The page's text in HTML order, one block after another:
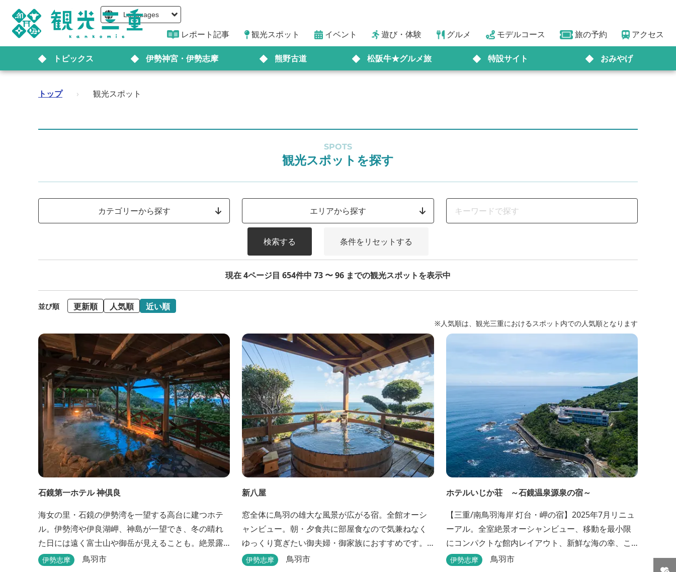
Languages
レポート記事 観光スポット イベント 遊び・体験 グルメ モデルコース 旅の予約 アクセス
トピックス 伊勢神宮・伊勢志摩 熊野古道 松阪牛★グルメ旅 特設サイト おみやげ
トップ › 観光スポット
SPOTS
観光スポットを探す
カテゴリーから探す エリアから探す
検索する 条件をリセットする
現在 4ページ目 654件中 73 〜 96 までの観光スポットを表示中
並び順 更新順 人気順 近い順
※人気順は、観光三重におけるスポット内での人気順となります
石鏡第一ホテル 神倶良
海女の里・石鏡の伊勢湾を一望する高台に建つホテ
ル。伊勢湾や伊良湖岬、神島が一望でき、冬の晴れ
た日には遠く富士山や御岳が見えることも。絶景露
天風呂と貸切家族風呂が大好評です。 伊勢志摩の新
伊勢志摩 鳥羽市
新八屋
窓全体に鳥羽の雄大な風景が広がる宿。全館オーシ
ャンビュー。朝・夕食共に部屋食なので気兼ねなく
ゆっくり寛ぎたい御夫婦・御家族におすすめです。
露天の湯船から眺める満天の星や、薄紫ら染まる朝
伊勢志摩 鳥羽市
ホテルいじか荘 ～石鏡温泉源泉の宿～
【三重/南鳥羽海岸 灯台・岬の宿】2025年7月リニュ
ーアル。全室絶景オーシャンビュー、移動を最小限
にコンパクトな館内レイアウト、新鮮な海の幸、こ
んこんと湧きでる天然温泉源泉、展望デッキ〜いじ
伊勢志摩 鳥羽市